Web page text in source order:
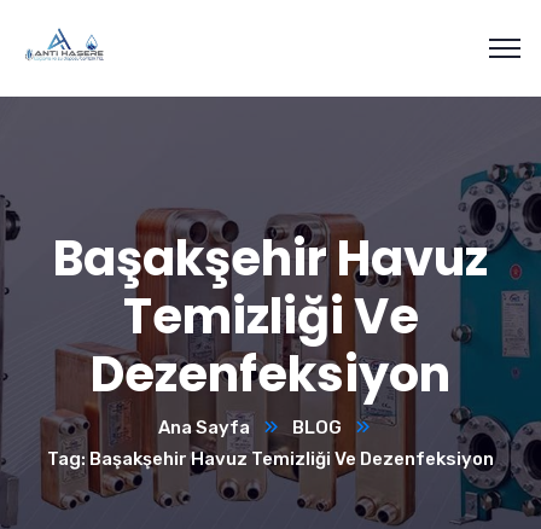
Başakşehir Havuz
Temizliği Ve
Dezenfeksiyon
Ana Sayfa
BLOG
Tag: Başakşehir Havuz Temizliği Ve Dezenfeksiyon